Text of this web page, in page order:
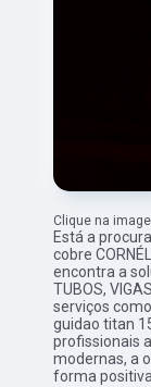
Clique na
Está a
cobre
encontra a
TUBOS,
serviços
guidao titan
profissionais
modernas, a
forma